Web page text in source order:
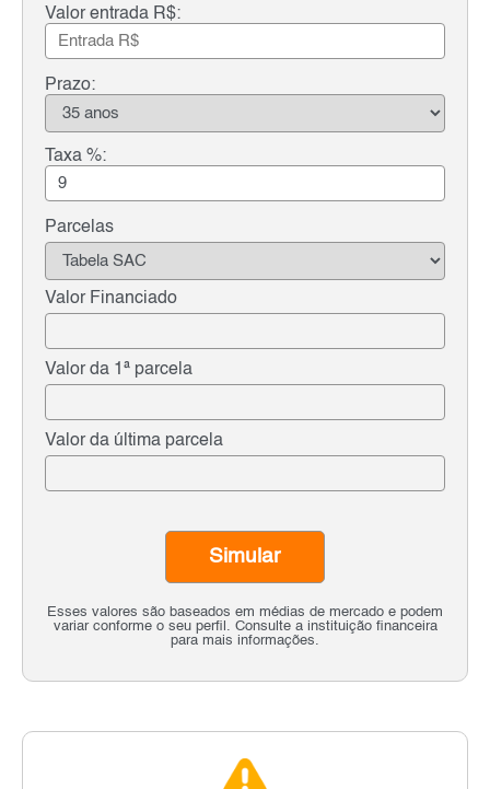
Valor entrada R$:
Prazo:
Taxa %:
Parcelas
Valor Financiado
Valor da 1ª parcela
Valor da última parcela
Esses valores são baseados em médias de mercado e podem
variar conforme o seu perfil. Consulte a instituição financeira
para mais informações.
Simular